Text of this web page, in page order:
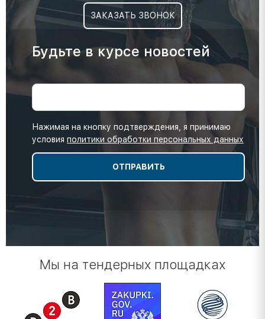
ЗАКАЗАТЬ ЗВОНОК
Будьте в курсе новостей
Нажимая на кнопку подтверждения, я принимаю
условия политики обработки персональных данных
Мы на тендерных площадках